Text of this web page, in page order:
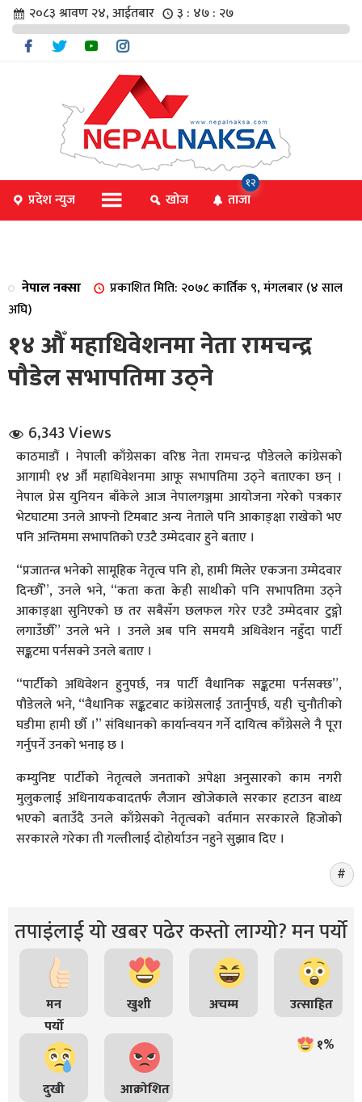
संवाद
२०८३ श्रावण २४, आईतबार ३ : ४७ : २७
प्रदेश न्युज खोज ताजा
१२
नेपाल नक्सा
प्रकाशित मिति: २०७८ कार्तिक ९, मंगलबार (४ साल
अघि)
१४ औँ महाधिवेशनमा नेता रामचन्द्र
पौडेल सभापतिमा उठ्ने
6,343 Views
काठमाडौं । नेपाली काँग्रेसका वरिष्ठ नेता रामचन्द्र पौडेलले कांग्रेसको
आगामी १४ औँ महाधिवेशनमा आफू सभापतिमा उठ्ने बताएका छन् ।
नेपाल प्रेस युनियन बाँकेले आज नेपालगञ्जमा आयोजना गरेको पत्रकार
भेटघाटमा उनले आफ्नो टिमबाट अन्य नेताले पनि आकाङ्क्षा राखेको भए
पनि अन्तिममा सभापतिको एउटै उम्मेदवार हुने बताए ।
“प्रजातन्त्र भनेको सामूहिक नेतृत्व पनि हो, हामी मिलेर एकजना उम्मेदवार
दिन्छौँ”, उनले भने, “कता कता केही साथीको पनि सभापतिमा उठ्ने
आकाङ्क्षा सुनिएको छ तर सबैसँग छलफल गरेर एउटै उम्मेदवार टुङ्गो
लगाउँछौँ” उनले भने । उनले अब पनि समयमै अधिवेशन नहुँदा पार्टी
सङ्कटमा पर्नसक्ने उनले बताए ।
“पार्टीको अधिवेशन हुनुपर्छ, नत्र पार्टी वैधानिक सङ्कटमा पर्नसक्छ”,
पौडेलले भने, “वैधानिक सङ्कटबाट कांग्रेसलाई उतार्नुपर्छ, यही चुनौतीको
घडीमा हामी छौँ ।” संविधानको कार्यान्वयन गर्ने दायित्व काँग्रेसले नै पूरा
गर्नुपर्ने उनको भनाइ छ ।
कम्युनिष्ट पार्टीको नेतृत्वले जनताको अपेक्षा अनुसारको काम नगरी
मुलुकलाई अधिनायकवादतर्फ लैजान खोजेकाले सरकार हटाउन बाध्य
भएको बताउँदै उनले काँग्रेसको नेतृत्वको वर्तमान सरकारले हिजोको
सरकारले गरेका ती गल्तीलाई दोहोर्याउन नहुने सुझाव दिए ।
तपाइंलाई यो खबर पढेर कस्तो लाग्यो? मन पर्यो
मन
पर्यो
खुशी अचम्म उत्साहित
दुखी आक्रोशित
१%